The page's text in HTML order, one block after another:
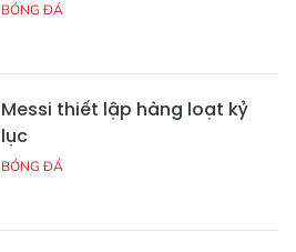
BÓNG ĐÁ
Messi thiết lập hàng loạt kỷ
lục
BÓNG ĐÁ